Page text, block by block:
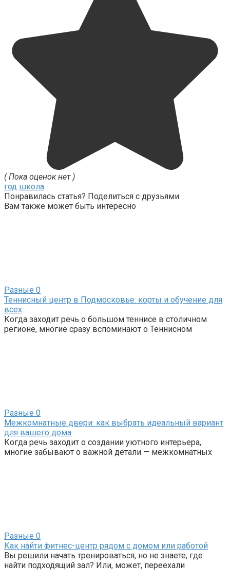
( Пока оценок нет )
год школа
Понравилась статья? Поделиться с друзьями:
Вам также может быть интересно
Разные 0
Теннисный центр в Подмосковье: корты и обучение для
всех
Когда заходит речь о большом теннисе в столичном
регионе, многие сразу вспоминают о Теннисном
Разные 0
Межкомнатные двери: как выбрать идеальный вариант
для вашего дома
Когда речь заходит о создании уютного интерьера,
многие забывают о важной детали — межкомнатных
Разные 0
Как найти фитнес-центр рядом с домом или работой
Вы решили начать тренироваться, но не знаете, где
найти подходящий зал? Или, может, переехали